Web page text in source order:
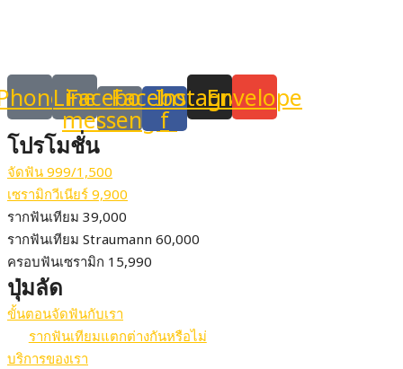
Line
Facebook-
messenger
Facebook-
f
Instagram
Envelope
โปรโมชั่น
จัดฟัน 999/1,500
เซรามิกวีเนียร์ 9,900
รากฟันเทียม 39,000
รากฟันเทียม Straumann 60,000
ครอบฟันเซรามิก 15,990
ปุ่มลัด
ขั้นตอนจัดฟันกับเรา
รากฟันเทียมแตกต่างกันหรือไม่
บริการของเรา